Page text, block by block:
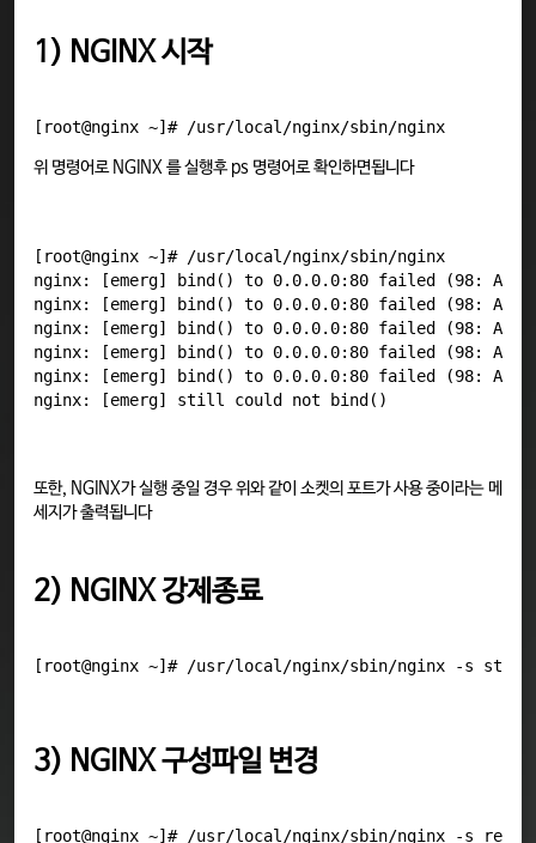
1) NGINX 시작
[root@nginx ~]# /usr/local/nginx/sbin/nginx
위 명령어로 NGINX 를 실행후 ps 명령어로 확인하면됩니다
[root@nginx ~]# /usr/local/nginx/sbin/nginx
nginx: [emerg] bind() to 0.0.0.0:80 failed (98:
nginx: [emerg] bind() to 0.0.0.0:80 failed (98:
nginx: [emerg] bind() to 0.0.0.0:80 failed (98:
nginx: [emerg] bind() to 0.0.0.0:80 failed (98:
nginx: [emerg] bind() to 0.0.0.0:80 failed (98:
또한, NGINX가 실행 중일 경우 위와 같이 소켓의 포트가 사용 중이라는 메
세지가 출력됩니다
2) NGINX 강제종료
3) NGINX 구성파일 변경